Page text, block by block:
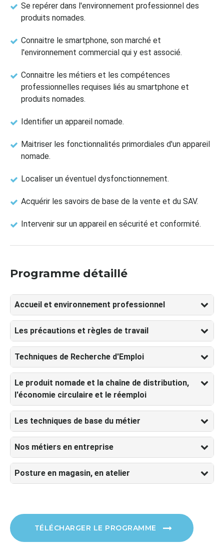
Se repérer dans l'environnement professionnel des
produits nomades.
Connaitre le smartphone, son marché et
l'environnement commercial qui y est associé.
Connaitre les métiers et les compétences
professionnelles requises liés au smartphone et
produits nomades.
Identifier un appareil nomade.
Maitriser les fonctionnalités primordiales d'un appareil
nomade.
Localiser un éventuel dysfonctionnement.
Acquérir les savoirs de base de la vente et du SAV.
Intervenir sur un appareil en sécurité et conformité.
Programme détaillé
Accueil et environnement professionnel
Les précautions et règles de travail
Techniques de Recherche d'Emploi
Le produit nomade et la chaîne de distribution,
l'économie circulaire et le réemploi
Les techniques de base du métier
Nos métiers en entreprise
Posture en magasin, en atelier
TÉLÉCHARGER LE PROGRAMME